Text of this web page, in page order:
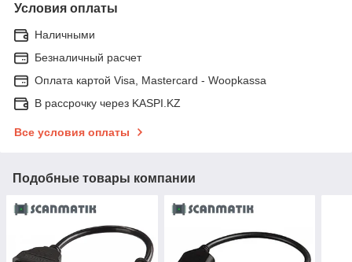
Условия оплаты
Наличными
Безналичный расчет
Оплата картой Visa, Mastercard - Woopkassa
В рассрочку через KASPI.KZ
Все условия оплаты
Подобные товары компании